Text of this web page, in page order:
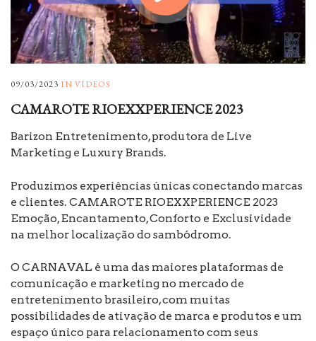
09/03/2023 IN VÍDEOS
CAMAROTE RIOEXXPERIENCE 2023
Barizon Entretenimento, produtora de Live
Marketing e Luxury Brands.
Produzimos experiências únicas conectando marcas
e clientes. CAMAROTE RIOEXXPERIENCE 2023
Emoção, Encantamento, Conforto e Exclusividade
na melhor localização do sambódromo.
O CARNAVAL é uma das maiores plataformas de
comunicação e marketing no mercado de
entretenimento brasileiro, com muitas
possibilidades de ativação de marca e produtos e um
espaço único para relacionamento com seus